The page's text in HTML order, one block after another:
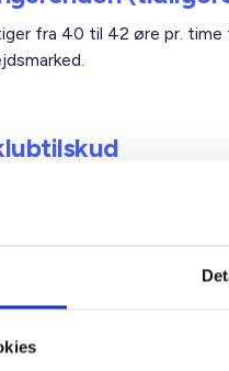
fra 40 til 42 øre pr. time
bidrag til den